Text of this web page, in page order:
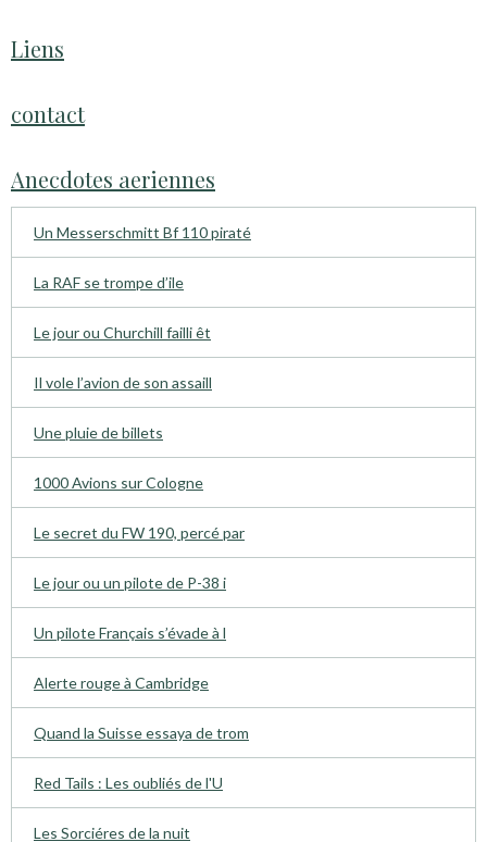
Liens
contact
Anecdotes aeriennes
Un Messerschmitt Bf 110 piraté
La RAF se trompe d’ile
Le jour ou Churchill failli êt
Il vole l’avion de son assaill
Une pluie de billets
1000 Avions sur Cologne
Le secret du FW 190, percé par
Le jour ou un pilote de P-38 i
Un pilote Français s’évade à l
Alerte rouge à Cambridge
Quand la Suisse essaya de trom
Red Tails : Les oubliés de l'U
Les Sorciéres de la nuit